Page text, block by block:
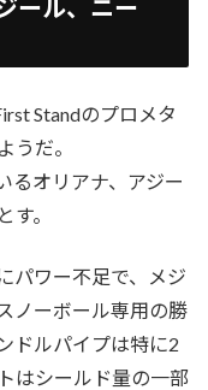
ール、ニー
Standのプロメタ
うだ。
るオリアナ、アジー
。
パワー不足で、メジ
ノーボール専用の勝
ドルパイプは特に2
はシールド量の一部